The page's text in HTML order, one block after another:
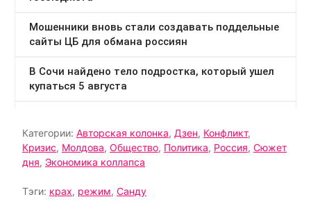
Категории: Авторская колонка, Дзен, Конфликт,
Кризис, Молдова, Общество, Политика, Россия, Сюжет
дня, Экономика коллапса
Тэги: крах, режим, Санду